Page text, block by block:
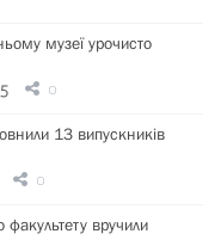
музеї урочисто
0
13 випускників
0
факультету вручили